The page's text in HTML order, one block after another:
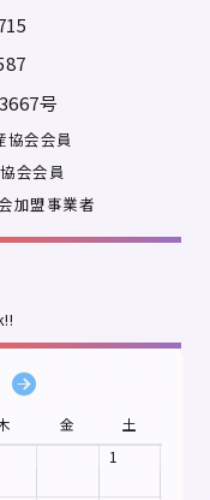
号
協会会員
会会員
加盟事業者
金
土
1